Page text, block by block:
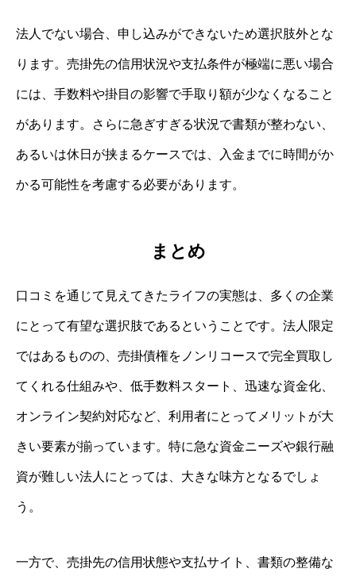
法人でない場合、申し込みができないため選択肢外とな
ります。売掛先の信用状況や支払条件が極端に悪い場合
には、手数料や掛目の影響で手取り額が少なくなること
があります。さらに急ぎすぎる状況で書類が整わない、
あるいは休日が挟まるケースでは、入金までに時間がか
かる可能性を考慮する必要があります。
まとめ
口コミを通じて見えてきたライフの実態は、多くの企業
にとって有望な選択肢であるということです。法人限定
ではあるものの、売掛債権をノンリコースで完全買取し
てくれる仕組みや、低手数料スタート、迅速な資金化、
オンライン契約対応など、利用者にとってメリットが大
きい要素が揃っています。特に急な資金ニーズや銀行融
資が難しい法人にとっては、大きな味方となるでしょ
う。
一方で、売掛先の信用状態や支払サイト、書類の整備な